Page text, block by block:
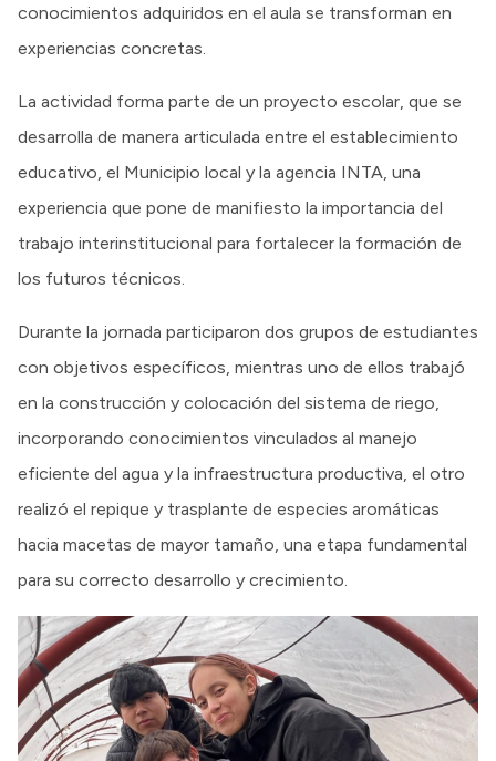
conocimientos adquiridos en el aula se transforman en
experiencias concretas.
La actividad forma parte de un proyecto escolar, que se
desarrolla de manera articulada entre el establecimiento
educativo, el Municipio local y la agencia INTA, una
experiencia que pone de manifiesto la importancia del
trabajo interinstitucional para fortalecer la formación de
los futuros técnicos.
Durante la jornada participaron dos grupos de estudiantes
con objetivos específicos, mientras uno de ellos trabajó
en la construcción y colocación del sistema de riego,
incorporando conocimientos vinculados al manejo
eficiente del agua y la infraestructura productiva, el otro
realizó el repique y trasplante de especies aromáticas
hacia macetas de mayor tamaño, una etapa fundamental
para su correcto desarrollo y crecimiento.